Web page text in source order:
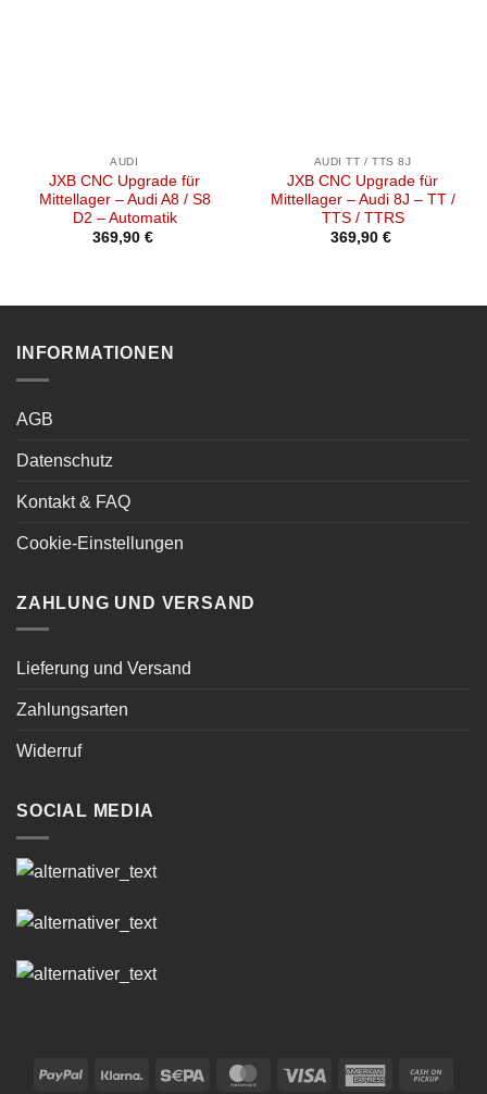
AUDI
JXB CNC Upgrade für
Mittellager – Audi A8 / S8
D2 – Automatik
369,90 €
AUDI TT / TTS 8J
JXB CNC Upgrade für
Mittellager – Audi 8J – TT /
TTS / TTRS
369,90 €
INFORMATIONEN
AGB
Datenschutz
Kontakt & FAQ
Cookie-Einstellungen
ZAHLUNG UND VERSAND
Lieferung und Versand
Zahlungsarten
Widerruf
SOCIAL MEDIA
PayPal Klarna Sepa MasterCardVisa
American